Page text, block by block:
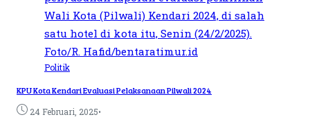
Politik
KPU Kota Kendari Evaluasi Pelaksanaan Pilwali 2024
24 Februari, 2025•